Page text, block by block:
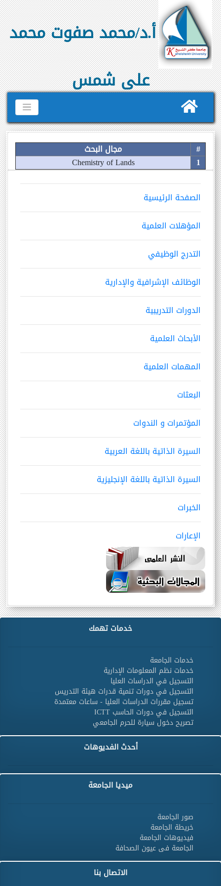
أ.د/محمد صفوت محمد
على شمس
الصفحة الرئيسية
المؤهلات العلمية
التدرج الوظيفي
الوظائف الإشرافية والإدارية
الدورات التدريبية
الأبحاث العلمية
المهمات العلمية
البعثات
المؤتمرات و الندوات
السيرة الذاتية باللغة العربية
السيرة الذاتية باللغة الإنجليزية
الخبرات
الإعارات
#
مجال البحث
1
Chemistry of Lands
خدمات تهمك
خدمات الجامعة
خدمات نظم المعلومات الإدارية
التسجيل في الدراسات العليا
التسجيل في دورات تنمية قدرات هيئة التدريس
تسجيل مقررات الدراسات العليا - ساعات معتمدة
التسجيل في دورات الحاسب ICTT
تصريح دخول سيارة للحرم الجامعي
أحدث الفديوهات
ميديا الجامعة
صور الجامعة
خريطة الجامعة
فيديوهات الجامعة
الجامعة فى عيون الصحافة
الاتصال بنا